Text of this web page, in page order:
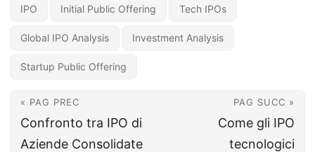
IPO Initial Public Offering Tech IPOs
Global IPO Analysis Investment Analysis
Startup Public Offering
« PAG PREC
Confronto tra IPO di
Aziende Consolidate
PAG SUCC »
Come gli IPO
tecnologici